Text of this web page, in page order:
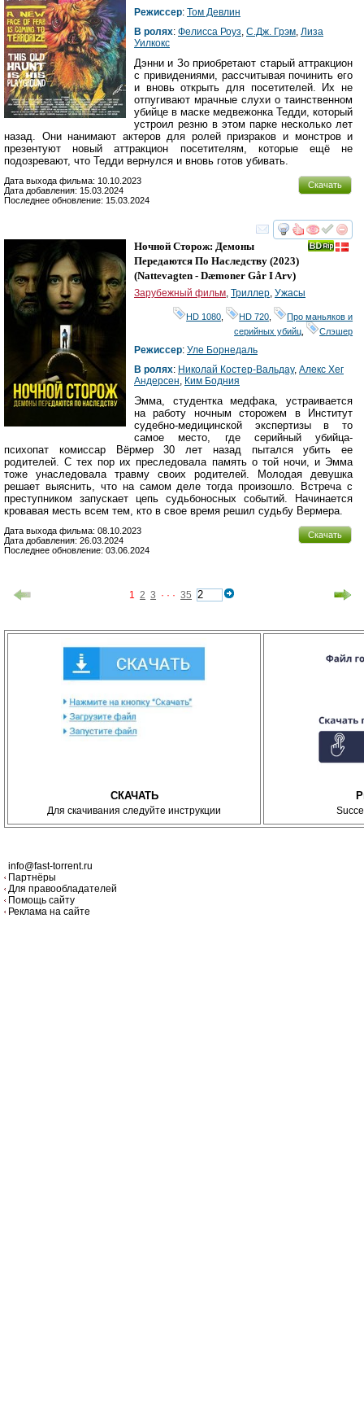
Режиссер: Том Девлин
В ролях: Фелисса Роуз, С.Дж. Грэм, Лиза
Уилкокс
Дэнни и Зо приобретают старый аттракцион
с привидениями, рассчитывая починить его
и вновь открыть для посетителей. Их не
отпугивают мрачные слухи о таинственном
убийце в маске медвежонка Тедди, который
устроил резню в этом парке несколько лет
назад. Они нанимают актеров для ролей призраков и монстров и
презентуют новый аттракцион посетителям, которые ещё не
подозревают, что Тедди вернулся и вновь готов убивать.
Скачать
Дата выхода фильма: 10.10.2023
Дата добавления: 15.03.2024
Последнее обновление: 15.03.2024
смотреть
Ночной Сторож: Демоны
Передаются По Наследству (2023)
(Nattevagten - Dæmoner Går I Arv)
Зарубежный фильм, Триллер, Ужасы
HD 1080 HD 720
Про маньяков и
серийных убийц
Слэшер
Режиссер: Уле Борнедаль
В ролях: Николай Костер-Вальдау, Алекс Хег
Андерсен, Ким Бодния
Эмма, студентка медфака, устраивается
на работу ночным сторожем в Институт
судебно-медицинской экспертизы в то
самое место, где серийный убийца-
психопат комиссар Вёрмер 30 лет назад пытался убить ее
родителей. С тех пор их преследовала память о той ночи, и Эмма
тоже унаследовала травму своих родителей. Молодая девушка
решает выяснить, что на самом деле тогда произошло. Встреча с
преступником запускает цепь судьбоносных событий. Начинается
кровавая месть всем тем, кто в свое время решил судьбу Вермера.
Скачать
Дата выхода фильма: 08.10.2023
Дата добавления: 26.03.2024
Последнее обновление: 03.06.2024
1 2 3 · · · 35
СКАЧАТЬ
Для скачивания следуйте инструкции
info@fast-torrent.ru
Партнёры
Для правообладателей
Помощь сайту
Реклама на сайте